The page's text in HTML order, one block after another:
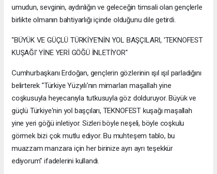
umudun, sevginin, aydınlığın ve geleceğin timsali olan gençlerle
birlikte olmanın bahtiyarlığı içinde olduğunu dile getirdi.
"BÜYÜK VE GÜÇLÜ TÜRKİYE'NİN YOL BAŞÇILARI, 'TEKNOFEST
KUŞAĞI' YİNE YERİ GÖĞÜ İNLETİYOR"
Cumhurbaşkanı Erdoğan, gençlerin gözlerinin ışıl ışıl parladığını
belirterek "Türkiye Yüzyılı'nın mimarları maşallah yine
coşkusuyla heyecanıyla tutkusuyla göz dolduruyor. Büyük ve
güçlü Türkiye'nin yol başçıları, TEKNOFEST kuşağı maşallah
yine yeri göğü inletiyor. Sizleri böyle neşeli, böyle coşkulu
görmek bizi çok mutlu ediyor. Bu muhteşem tablo, bu
muazzam manzara için her birinize ayrı ayrı teşekkür
ediyorum" ifadelerini kullandı.